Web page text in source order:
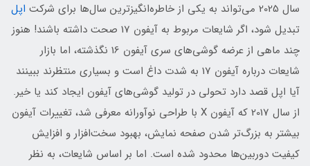
سال 2025 می‌تواند به یکی از خاطره‌انگیزترین سال‌ها برای شرکت
اپل
تبدیل شود، اگر شایعات مربوط به آیفون 17 صحت داشته باشند! هنوز
چند ماهی از عرضه گوشی‌های سری آیفون 16 نگذشته، اما بازار
شایعات درباره آیفون 17 به شدت داغ است و بسیاری منتظرند ببینند
آیا اپل قصد دارد تحولی در تولید گوشی‌های آیفون ایجاد کند یا خیر.
از سال 2017 که آیفون X با طراحی نوآورانه معرفی شد، تغییرات آیفون
بیشتر به بزرگ‌تر شدن صفحه نمایش، بهبود سخت‌افزار و افزایش
کیفیت دوربین‌ها محدود شده است. اما بر اساس شایعات، به نظر